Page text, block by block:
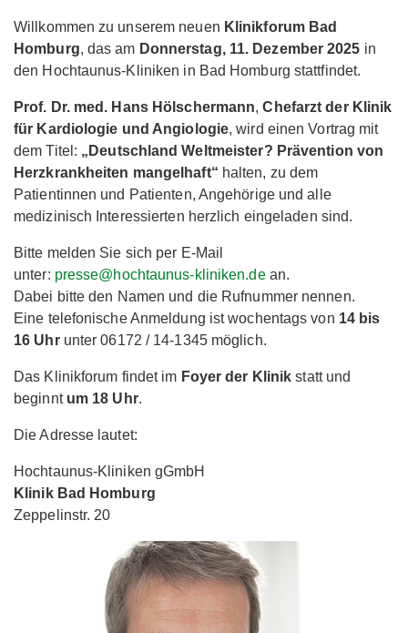
Willkommen zu unserem neuen Klinikforum Bad
Homburg, das am Donnerstag, 11. Dezember 2025 in
den Hochtaunus-Kliniken in Bad Homburg stattfindet.
Prof. Dr. med. Hans Hölschermann,Chefarzt der Klinik
für Kardiologie und Angiologie, wird einen Vortrag mit
dem Titel: „Deutschland Weltmeister? Prävention von
Herzkrankheiten mangelhaft“ halten, zu dem
Patientinnen und Patienten, Angehörige und alle
medizinisch Interessierten herzlich eingeladen sind.
Bitte melden Sie sich per E-Mail
unter: presse@hochtaunus-kliniken.dean.
Dabei bitte den Namen und die Rufnummer nennen.
Eine telefonische Anmeldung ist wochentags von 14 bis
16 Uhrunter 06172 / 14-1345 möglich.
Das Klinikforum findet im Foyer der Klinik statt und
beginnt um 18 Uhr.
Die Adresse lautet:
Hochtaunus-Kliniken gGmbH
Klinik Bad Homburg
Zeppelinstr. 20